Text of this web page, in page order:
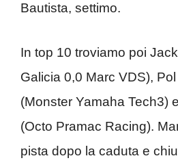
Bautista, settimo.
In top 10 troviamo poi
Galicia 0,0 Marc VDS),
(Monster Yamaha Tech3)
(Octo Pramac Racing).
pista dopo la caduta e